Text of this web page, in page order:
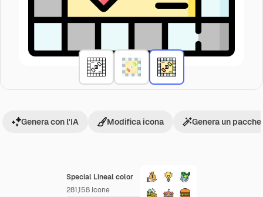
Special Lineal color
281,158 Icone
Genera con l'IA Modifica icona Genera un